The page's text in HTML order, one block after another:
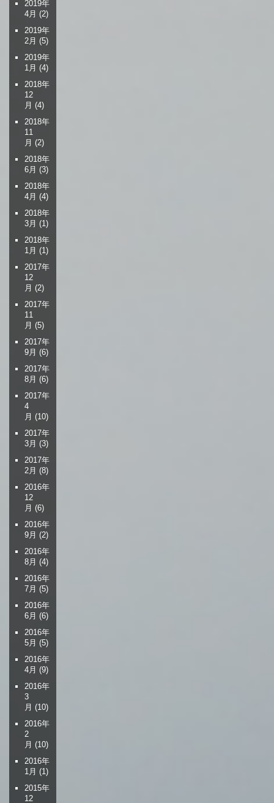
2019年
4月 (2)
2019年
2月 (5)
2019年
1月 (4)
2018年
12
月 (4)
2018年
11
月 (2)
2018年
6月 (3)
2018年
4月 (4)
2018年
3月 (1)
2018年
1月 (1)
2017年
12
月 (2)
2017年
11
月 (5)
2017年
9月 (6)
2017年
8月 (6)
2017年
4
月 (10)
2017年
3月 (3)
2017年
2月 (8)
2016年
12
月 (6)
2016年
9月 (2)
2016年
8月 (4)
2016年
7月 (5)
2016年
6月 (6)
2016年
5月 (5)
2016年
4月 (9)
2016年
3
月 (10)
2016年
2
月 (10)
2016年
1月 (1)
2015年
12